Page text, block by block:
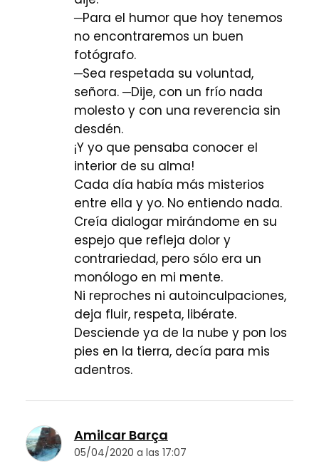
─Para el humor que hoy tenemos
no encontraremos un buen
fotógrafo.
─Sea respetada su voluntad,
señora. ─Dije, con un frío nada
molesto y con una reverencia sin
desdén.
¡Y yo que pensaba conocer el
interior de su alma!
Cada día había más misterios
entre ella y yo. No entiendo nada.
Creía dialogar mirándome en su
espejo que refleja dolor y
contrariedad, pero sólo era un
monólogo en mi mente.
Ni reproches ni autoinculpaciones,
deja fluir, respeta, libérate.
Desciende ya de la nube y pon los
pies en la tierra, decía para mis
adentros.
Amilcar Barça
05/04/2020 a las 17:07